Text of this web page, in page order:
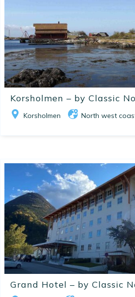
Korsholmen – by Classic
Korsholmen North west
Grand Hotel – by Classic